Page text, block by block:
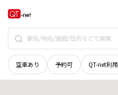
空車あり 予約可 QT-net利
広島県